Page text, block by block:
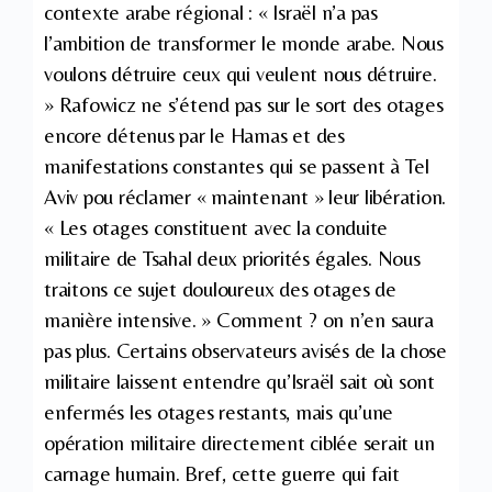
contexte arabe régional : « Israël n’a pas
l’ambition de transformer le monde arabe. Nous
voulons détruire ceux qui veulent nous détruire.
» Rafowicz ne s’étend pas sur le sort des otages
encore détenus par le Hamas et des
manifestations constantes qui se passent à Tel
Aviv pou réclamer « maintenant » leur libération.
« Les otages constituent avec la conduite
militaire de Tsahal deux priorités égales. Nous
traitons ce sujet douloureux des otages de
manière intensive. » Comment ? on n’en saura
pas plus. Certains observateurs avisés de la chose
militaire laissent entendre qu’Israël sait où sont
enfermés les otages restants, mais qu’une
opération militaire directement ciblée serait un
carnage humain. Bref, cette guerre qui fait